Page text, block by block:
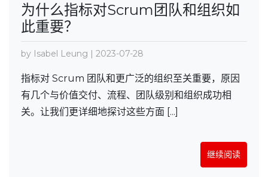
为什么指标对Scrum团队和组织如
此重要？
by Isabel Leung | 2023-07-28
指标对 Scrum 团队和更广泛的组织至关重要，原因
有几个与价值交付、流程、团队级别和组织成功相
关。让我们更详细地探讨这些方面 [...]
继续阅读